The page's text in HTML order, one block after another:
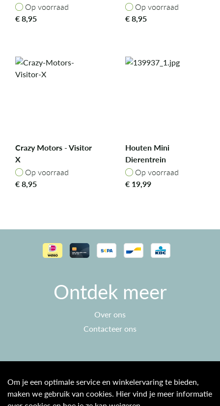
Op voorraad
Op voorraad
€8,95
Op voorraad
Op voorraad
€8,95
Crazy Motors - Visitor
X
Op voorraad
Op voorraad
€8,95
Houten Mini
Dierentrein
Op voorraad
Op voorraad
€ 19,99
Ontdek meer
Over ons
Contacteer ons
Algemene voorwaarden
Om je een optimale service en winkelervaring te bieden,
maken we gebruik van cookies. Hier vind je meer informatie